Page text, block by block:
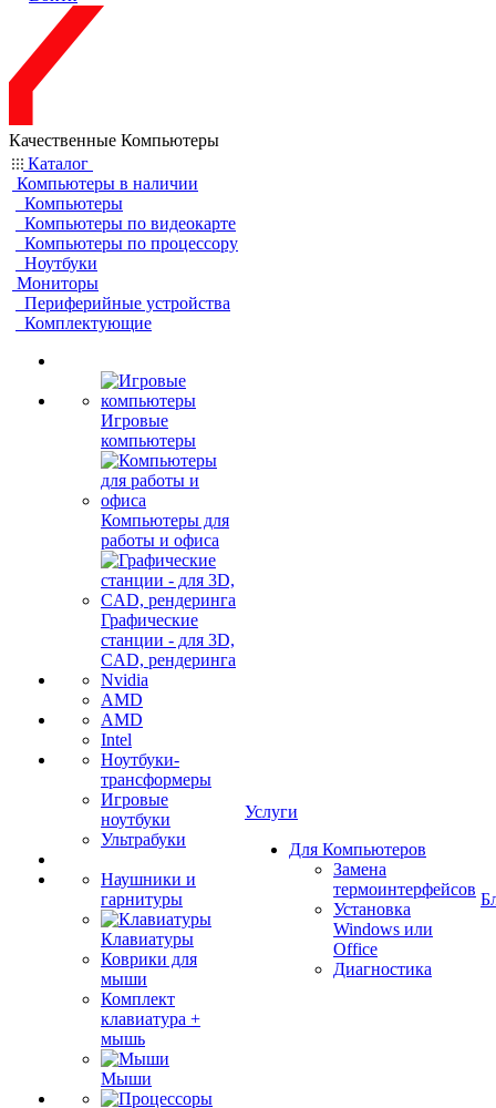
Качественные Компьютеры
Каталог
Компьютеры в наличии
Компьютеры
Компьютеры по видеокарте
Компьютеры по процессору
Ноутбуки
Мониторы
Периферийные устройства
Комплектующие
Игровые
компьютеры
Компьютеры для
работы и офиса
Графические
станции - для 3D,
CAD, рендеринга
Nvidia
AMD
AMD
Intel
Ноутбуки-
трансформеры
Игровые
ноутбуки
Ультрабуки
Наушники и
гарнитуры
Клавиатуры
Коврики для
мыши
Комплект
клавиатура +
мышь
Мыши
Услуги
Для Компьютеров
Замена
термоинтерфейсов
Установка
Windows или
Office
Диагностика